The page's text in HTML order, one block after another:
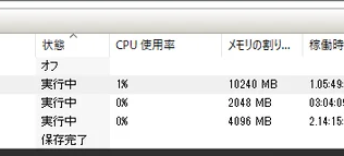
/ 1024 / 1024,0)